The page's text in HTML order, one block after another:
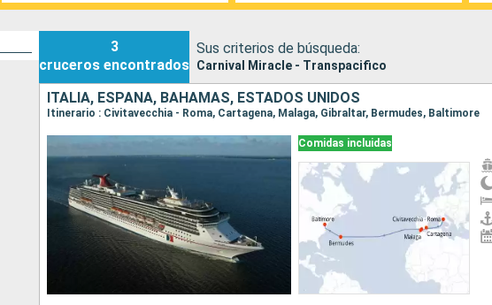
3
cruceros encontrados
Sus criterios de búsqueda:
Carnival Miracle - Transpacifico
ITALIA, ESPAÑA, BAHAMAS, ESTADOS UNIDOS
Itinerario : Civitavecchia - Roma, Cartagena, Malaga, Gibraltar, Bermudes, Baltimore
Comidas incluidas